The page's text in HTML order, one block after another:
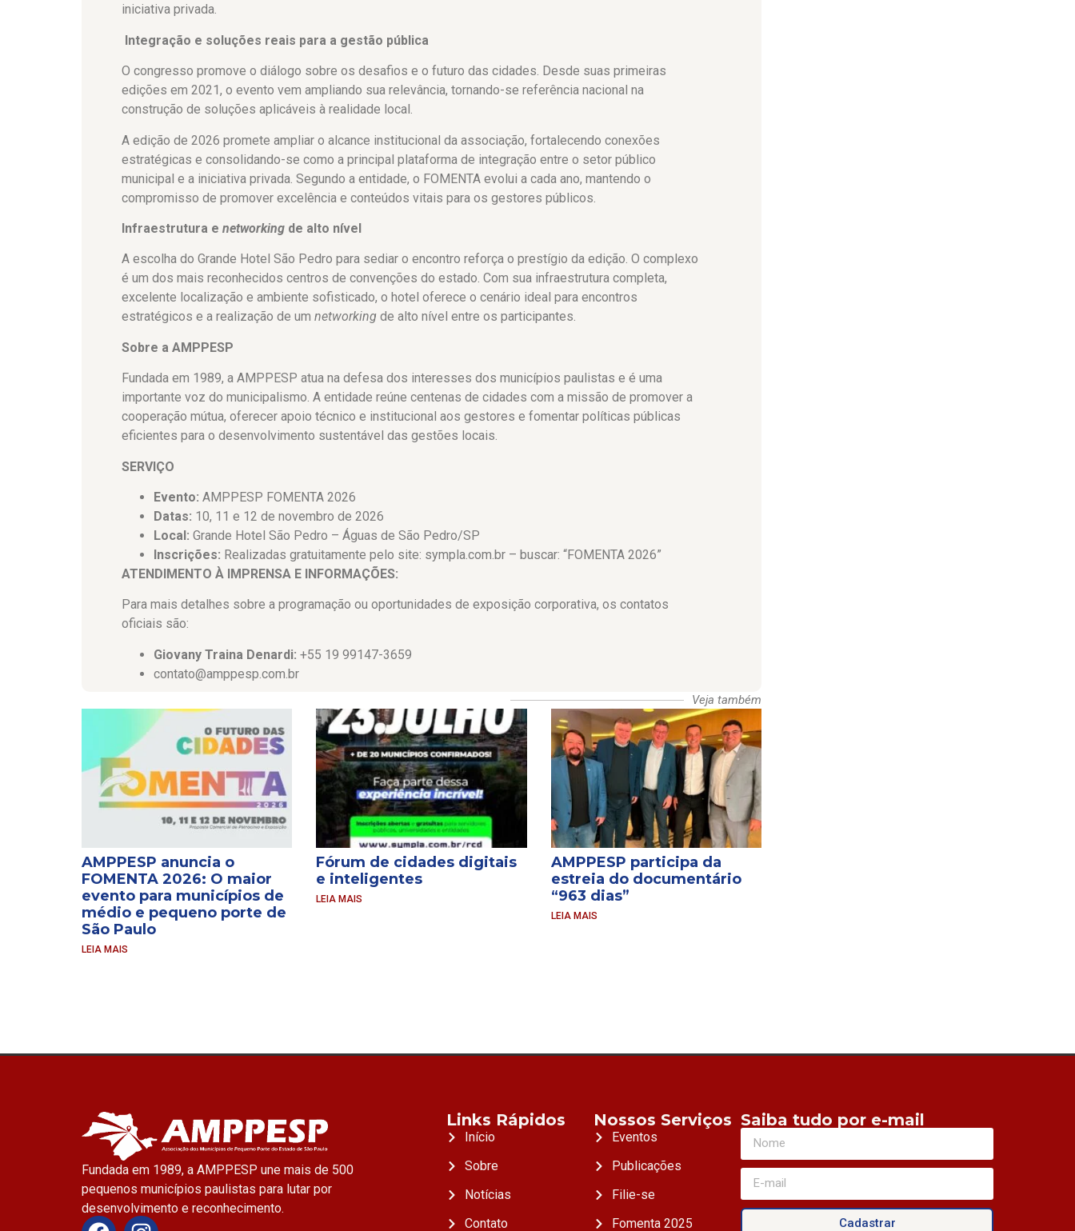
iniciativa privada.
Integração e soluções reais para a gestão pública
O congresso promove o diálogo sobre os desafios e o futuro das cidades. Desde suas primeiras
edições em 2021, o evento vem ampliando sua relevância, tornando-se referência nacional na
construção de soluções aplicáveis à realidade local.
A edição de 2026 promete ampliar o alcance institucional da associação, fortalecendo conexões
estratégicas e consolidando-se como a principal plataforma de integração entre o setor público
municipal e a iniciativa privada. Segundo a entidade, o FOMENTA evolui a cada ano, mantendo o
compromisso de promover excelência e conteúdos vitais para os gestores públicos.
Infraestrutura e networking de alto nível
A escolha do Grande Hotel São Pedro para sediar o encontro reforça o prestígio da edição. O complexo
é um dos mais reconhecidos centros de convenções do estado. Com sua infraestrutura completa,
excelente localização e ambiente sofisticado, o hotel oferece o cenário ideal para encontros
estratégicos e a realização de um networking de alto nível entre os participantes.
Sobre a AMPPESP
Fundada em 1989, a AMPPESP atua na defesa dos interesses dos municípios paulistas e é uma
importante voz do municipalismo. A entidade reúne centenas de cidades com a missão de promover a
cooperação mútua, oferecer apoio técnico e institucional aos gestores e fomentar políticas públicas
eficientes para o desenvolvimento sustentável das gestões locais.
SERVIÇO
Evento: AMPPESP FOMENTA 2026
Datas: 10, 11 e 12 de novembro de 2026
Local: Grande Hotel São Pedro – Águas de São Pedro/SP
Inscrições: Realizadas gratuitamente pelo site: sympla.com.br – buscar: “FOMENTA 2026”
ATENDIMENTO À IMPRENSA E INFORMAÇÕES:
Para mais detalhes sobre a programação ou oportunidades de exposição corporativa, os contatos
oficiais são:
Giovany Traina Denardi: +55 19 99147-3659
contato@amppesp.com.br
Veja também
AMPPESP anuncia o
FOMENTA 2026: O maior
evento para municípios de
médio e pequeno porte de
São Paulo
LEIA MAIS
Fórum de cidades digitais
e inteligentes
LEIA MAIS
AMPPESP participa da
estreia do documentário
“963 dias”
LEIA MAIS
Fundada em 1989, a AMPPESP une mais de 500
pequenos municípios paulistas para lutar por
desenvolvimento e reconhecimento.
Links Rápidos
Início
Sobre
Notícias
Contato
Nossos Serviços
Eventos
Publicações
Filie-se
Fomenta 2025
Saiba tudo por e-mail
Cadastrar